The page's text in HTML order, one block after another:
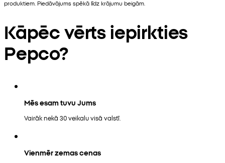
produktiem. Piedāvājums spēkā līdz krājumu beigām.
Kāpēc vērts iepirkties
Pepco?
Mēs esam tuvu Jums
Vairāk nekā 30 veikalu visā valstī.
Vienmēr zemas cenas